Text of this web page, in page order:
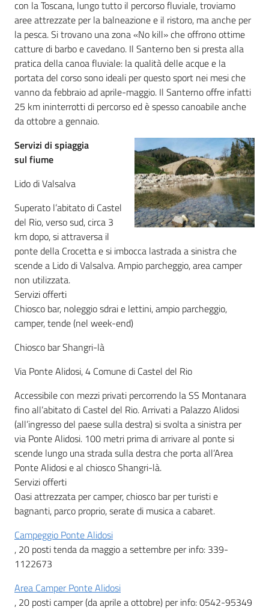
argomenti
Menu selezionato
con la Toscana, lungo tutto il percorso fluviale, troviamo
aree attrezzate per la balneazione e il ristoro, ma anche per
la pesca. Si trovano una zona «No kill» che offrono ottime
catture di barbo e cavedano. Il Santerno ben si presta alla
pratica della canoa fluviale: la qualità delle acque e la
portata del corso sono ideali per questo sport nei mesi che
vanno da febbraio ad aprile-maggio. Il Santerno offre infatti
25 km ininterrotti di percorso ed è spesso canoabile anche
da ottobre a gennaio.
Servizi di spiaggia
sul fiume
Lido di Valsalva
Superato l’abitato di Castel
del Rio, verso sud, circa 3
km dopo, si attraversa il
ponte della Crocetta e si imbocca lastrada a sinistra che
scende a Lido di Valsalva. Ampio parcheggio, area camper
non utilizzata.
Servizi offerti
Chiosco bar, noleggio sdrai e lettini, ampio parcheggio,
camper, tende (nel week-end)
Chiosco bar Shangri-là
Via Ponte Alidosi, 4 Comune di Castel del Rio
Accessibile con mezzi privati percorrendo la SS Montanara
fino all’abitato di Castel del Rio. Arrivati a Palazzo Alidosi
(all’ingresso del paese sulla destra) si svolta a sinistra per
via Ponte Alidosi. 100 metri prima di arrivare al ponte si
scende lungo una strada sulla destra che porta all’Area
Ponte Alidosi e al chiosco Shangri-là.
Servizi offerti
Oasi attrezzata per camper, chiosco bar per turisti e
bagnanti, parco proprio, serate di musica a cabaret.
Campeggio Ponte Alidosi
, 20 posti tenda da maggio a settembre per info: 339-
1122673
Area Camper Ponte Alidosi
, 20 posti camper (da aprile a ottobre) per info: 0542-95349